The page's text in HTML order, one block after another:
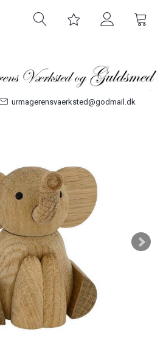
urmagerensvaerksted@godmail.dk